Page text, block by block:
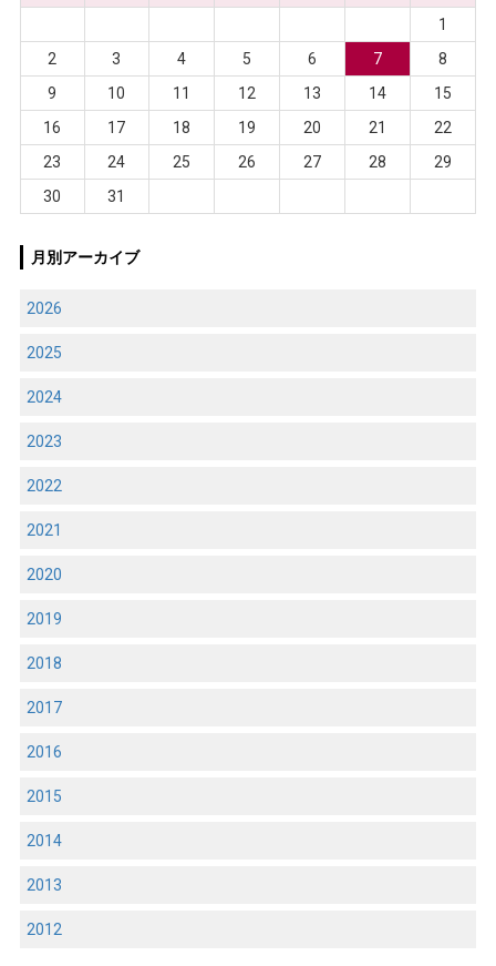
1
2
3 4 5 6 7
8
9
10 11 12 13 14
15
16
17 18 19 20 21
22
23
24 25 26 27 28
29
30
31
月別アーカイブ
2026
2025
2024
2023
2022
2021
2020
2019
2018
2017
2016
2015
2014
2013
2012